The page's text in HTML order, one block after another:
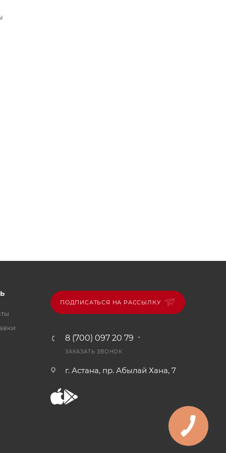
ПОДПИСАТЬСЯ НА РАССЫЛКУ
8 (700) 097 20 79
ЗАКАЗАТЬ ЗВОНОК
г. Астана, пр. Абылай Хана, 7